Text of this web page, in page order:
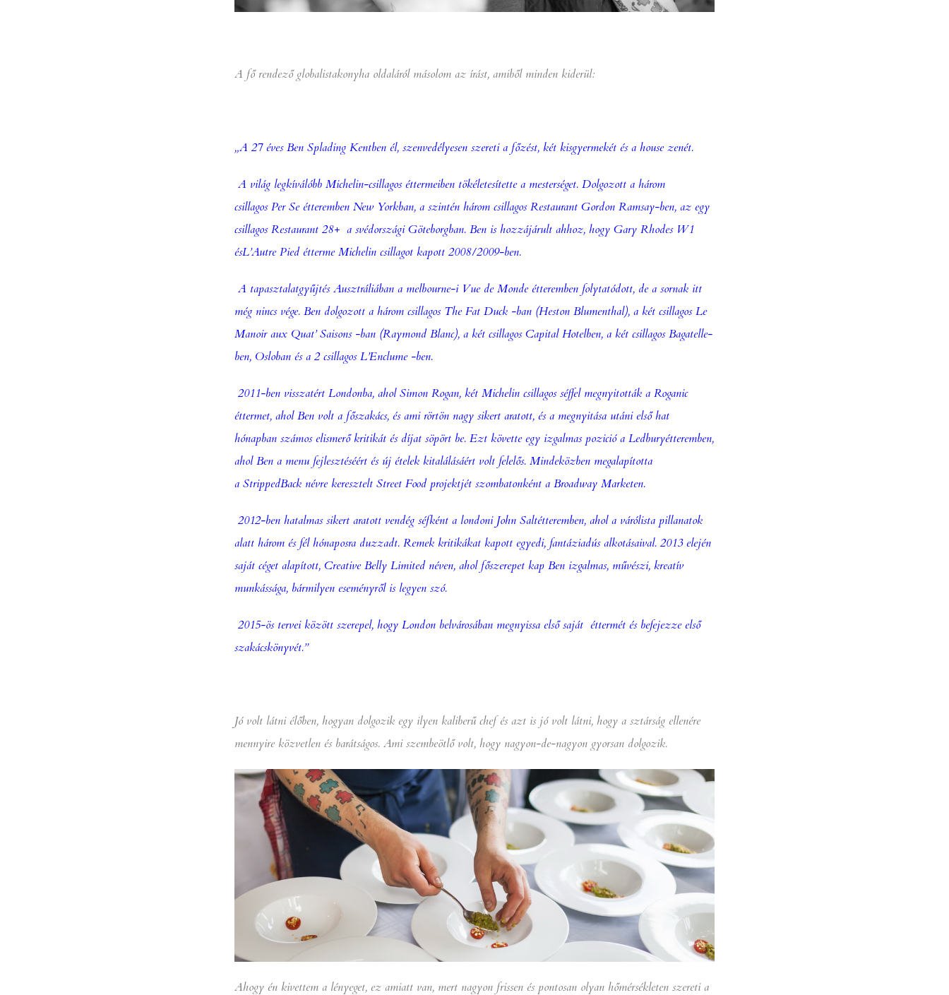
A fő rendező globalistakonyha oldaláról másolom az írást, amiből minden kiderül:
„A 27 éves Ben Splading Kentben él, szenvedélyesen szereti a főzést, két kisgyermekét és a house zenét.
A világ legkíválóbb Michelin-csillagos éttermeiben tökéletesítette a mesterséget. Dolgozott a három
csillagosPer Seétteremben New Yorkban, a szintén három csillagosRestaurant Gordon Ramsay-ben, az egy
csillagosRestaurant 28+ a svédországi Göteborgban. Ben is hozzájárult ahhoz, hogy Gary Rhodes W1
ésL’Autre Piedétterme Michelin csillagot kapott 2008/2009-ben.
A tapasztalatgyűjtés Ausztráliában a melbourne-i Vue de Mondeétteremben folytatódott, de a sornak itt
még nincs vége. Ben dolgozott a három csillagos The Fat Duck -ban (Heston Blumenthal), a két csillagos Le
Manoir aux Quat’ Saisons -ban (Raymond Blanc), a két csillagos Capital Hotelben, a két csillagos Bagatelle-
ben, Osloban és a 2 csillagosL’Enclume-ben.
2011-ben visszatért Londonba, aholSimon Rogan, két Michelin csillagos séffel megnyitották a Roganic
éttermet, ahol Ben volt a főszakács, és ami rörtön nagy sikert aratott, és a megnyitása utáni első hat
hónapban számos elismerő kritikát és díjat söpört be. Ezt követte egy izgalmas pozició a Ledburyétteremben,
ahol Ben a menu fejlesztéséért és új ételek kitalálásáért volt felelős. Mindeközben megalapította
a StrippedBack névre keresztelt Street Food projektjét szombatonként a Broadway Marketen.
2012-ben hatalmas sikert aratott vendég séfként a londoni John Saltétteremben, ahol a várólista pillanatok
alatt három és fél hónaposra duzzadt. Remek kritikákat kapott egyedi, fantáziadús alkotásaival. 2013 elején
saját céget alapított, Creative Belly Limitednéven, ahol főszerepet kap Ben izgalmas, művészi, kreatív
munkássága, bármilyen eseményről is legyen szó.
2015-ös tervei között szerepel, hogy London belvárosában megnyissa első saját éttermét és befejezze első
szakácskönyvét.”
Jó volt látni élőben, hogyan dolgozik egy ilyen kaliberű chef és azt is jó volt látni, hogy a sztárság ellenére
mennyire közvetlen és barátságos. Ami szembeötlő volt, hogy nagyon-de-nagyon gyorsan dolgozik.
Ahogy én kivettem a lényeget, ez amiatt van, mert nagyon frissen és pontosan olyan hőmérsékleten szereti a